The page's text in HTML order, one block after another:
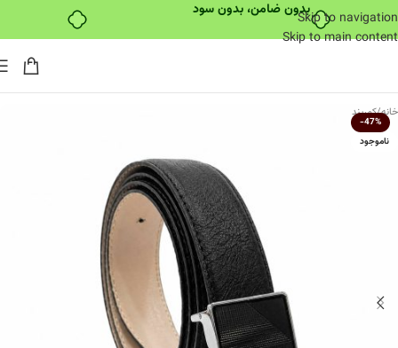
بدون ضامن، بدون سودSkip to navigation
Skip to main content
خانه/کمربند
-47%
ناموجود